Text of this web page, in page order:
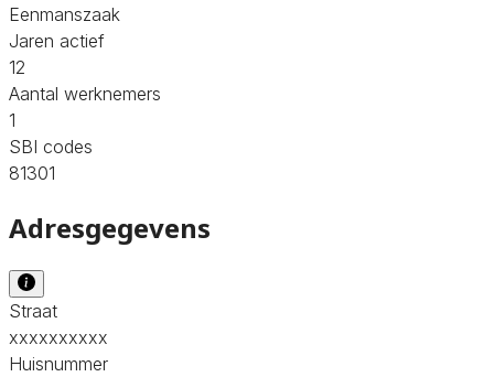
Eenmanszaak
Jaren actief
12
Aantal werknemers
1
SBI codes
81301
Adresgegevens
Straat
xxxxxxxxxx
Huisnummer